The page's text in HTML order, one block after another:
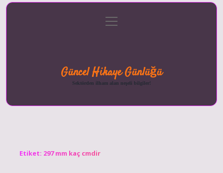
menüyü
aç
Güncel Hikaye Günlüğü
Sektörden ilham alan neşeli bilgiler!
Etiket: 297 mm kaç cmdir